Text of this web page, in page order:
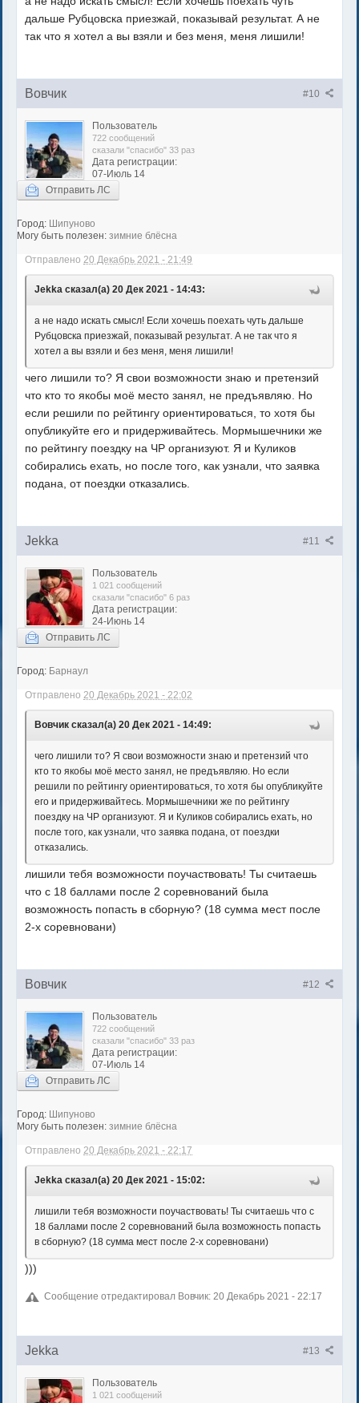
дальше Рубцовска приезжай, показывай результат. А не
так что я хотел а вы взяли и без меня, меня лишили!
#10
Вовчик
Пользователь
722 сообщений
сказали "спасибо" 33 раз
Дата регистрации:
07-Июль 14
Отправить ЛС
Город: Шипуново
Могу быть полезен: зимние блёсна
Отправлено 20 Декабрь 2021 - 21:49
Jekka сказал(а) 20 Дек 2021 - 14:43:
а не надо искать смысл! Если хочешь поехать чуть дальше
Рубцовска приезжай, показывай результат. А не так что я
хотел а вы взяли и без меня, меня лишили!
чего лишили то? Я свои возможности знаю и претензий
что кто то якобы моё место занял, не предъявляю. Но
если решили по рейтингу ориентироваться, то хотя бы
опубликуйте его и придерживайтесь. Мормышечники же
по рейтингу поездку на ЧР организуют. Я и Куликов
собирались ехать, но после того, как узнали, что заявка
подана, от поездки отказались.
#11
Jekka
Пользователь
1 021 сообщений
сказали "спасибо" 6 раз
Дата регистрации:
24-Июнь 14
Отправить ЛС
Город: Барнаул
Отправлено 20 Декабрь 2021 - 22:02
Вовчик сказал(а) 20 Дек 2021 - 14:49:
чего лишили то? Я свои возможности знаю и претензий что
кто то якобы моё место занял, не предъявляю. Но если
решили по рейтингу ориентироваться, то хотя бы опубликуйте
его и придерживайтесь. Мормышечники же по рейтингу
поездку на ЧР организуют. Я и Куликов собирались ехать, но
после того, как узнали, что заявка подана, от поездки
отказались.
лишили тебя возможности поучаствовать! Ты считаешь
что с 18 баллами после 2 соревнований была
возможность попасть в сборную? (18 сумма мест после
2-х соревновани)
#12
Вовчик
Пользователь
722 сообщений
сказали "спасибо" 33 раз
Дата регистрации:
07-Июль 14
Отправить ЛС
Город: Шипуново
Могу быть полезен: зимние блёсна
Отправлено 20 Декабрь 2021 - 22:17
Jekka сказал(а) 20 Дек 2021 - 15:02:
лишили тебя возможности поучаствовать! Ты считаешь что с
18 баллами после 2 соревнований была возможность попасть
в сборную? (18 сумма мест после 2-х соревновани)
)))
Сообщение отредактировал Вовчик: 20 Декабрь 2021 - 22:17
#13
Jekka
Пользователь
1 021 сообщений